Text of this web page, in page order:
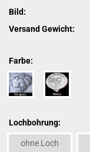
Bild:
Versand Gewicht:
Farbe:
Lochbohrung:
ohne Loch